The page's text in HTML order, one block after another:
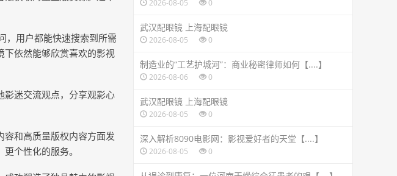
，用户都能快速搜索到所需
下依然能够欣赏喜欢的影视
影迷交流观点，分享观影心
和高质量版权内容方面发
个性化的服务。
2026-08-05 0
武汉配眼镜 上海配眼镜
2026-08-05 0
制造业的“工艺护城河”：商业秘密律师如何【....】
2026-08-06 0
武汉配眼镜 上海配眼镜
2026-08-05 0
深入解析8090电影网：影视爱好者的天堂【....】
2026-08-05 0